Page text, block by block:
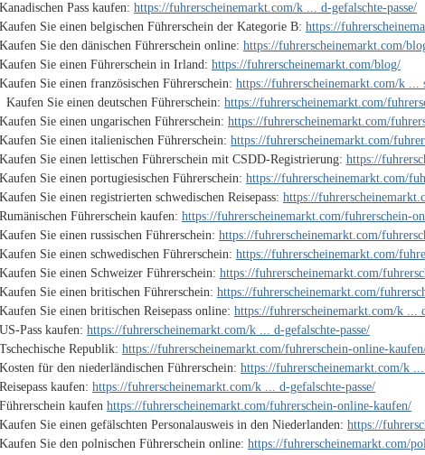
Kanadischen Pass kaufen: https://fuhrerscheinemarkt.com/k ... d-gefalschte-passe/
Kaufen Sie einen belgischen Führerschein der Kategorie B: https://
Kaufen Sie den dänischen Führerschein online: https://fuhrerscheinemarkt.com/
Kaufen Sie einen Führerschein in Irland: https://fuhrerscheinemarkt.com/blog/
Kaufen Sie einen französischen Führerschein: https://fuhrerscheinemarkt.com/k ...
Kaufen Sie einen deutschen Führerschein: https://fuhrerscheinemarkt.com/
Kaufen Sie einen ungarischen Führerschein: https://fuhrerscheinemarkt.com/
Kaufen Sie einen italienischen Führerschein: https://fuhrerscheinemarkt.com/
Kaufen Sie einen lettischen Führerschein mit CSDD-Registrierung: https://
Kaufen Sie einen portugiesischen Führerschein: https://fuhrerscheinemarkt.com/
Kaufen Sie einen registrierten schwedischen Reisepass: https://
Rumänischen Führerschein kaufen: https://fuhrerscheinemarkt.com/fuhrerschein-
Kaufen Sie einen russischen Führerschein: https://fuhrerscheinemarkt.com/
Kaufen Sie einen schwedischen Führerschein: https://fuhrerscheinemarkt.com/
Kaufen Sie einen Schweizer Führerschein: https://fuhrerscheinemarkt.com/
Kaufen Sie einen britischen Führerschein: https://fuhrerscheinemarkt.com/
Kaufen Sie einen britischen Reisepass online: https://fuhrerscheinemarkt.com/k ...
US-Pass kaufen: https://fuhrerscheinemarkt.com/k ... d-gefalschte-passe/
Tschechische Republik: https://fuhrerscheinemarkt.com/fuhrerschein-online-
Kosten für den niederländischen Führerschein: https://fuhrerscheinemarkt.com/k
Reisepass kaufen: https://fuhrerscheinemarkt.com/k ... d-gefalschte-passe/
Führerschein kaufen https://fuhrerscheinemarkt.com/fuhrerschein-online-kaufen/
Kaufen Sie einen gefälschten Personalausweis in den Niederlanden: https://
Kaufen Sie den polnischen Führerschein online: https://fuhrerscheinemarkt.com/